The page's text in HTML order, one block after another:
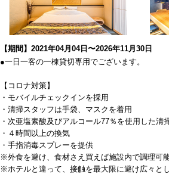
【期間】2021年04月04日〜2026年11月30日
●一日一客の一棟貸切専用でございます。
【コロナ対策】
・モバイルチェックインを採用
・清掃スタッフは手袋、マスクを着用
・次亜塩素酸及びアルコール77％を使用した清
・４時間以上の換気
・手指消毒スプレーを提供
※外食を避け、食材さえ買えば施設内で調理可
※ホテルと違って、接触を最大限に避け広々と